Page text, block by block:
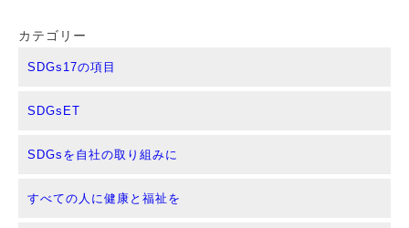
カテゴリー
SDGs17の項目
SDGsET
SDGsを自社の取り組みに
すべての人に健康と福祉を